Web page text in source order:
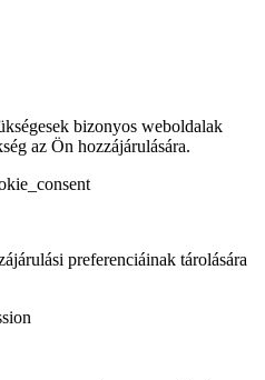
bizonyos weboldalak
az Ön hozzájárulására.
preferenciáinak tárolására